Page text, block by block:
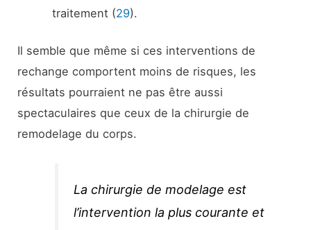
traitement (29).
Il semble que même si ces interventions de
rechange comportent moins de risques, les
résultats pourraient ne pas être aussi
spectaculaires que ceux de la chirurgie de
remodelage du corps.
La chirurgie de modelage est
l’intervention la plus courante et